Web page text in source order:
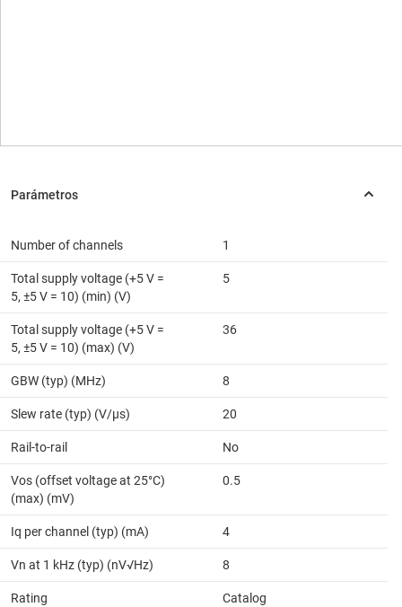
Number of channels 1
Total supply voltage (+5 V =
5, ±5 V = 10) (min) (V)
5
Total supply voltage (+5 V =
5, ±5 V = 10) (max) (V)
36
GBW (typ) (MHz) 8
Slew rate (typ) (V/µs) 20
Rail-to-rail No
Vos (offset voltage at 25°C)
(max) (mV)
0.5
Iq per channel (typ) (mA) 4
Vn at 1 kHz (typ) (nV√Hz) 8
Rating Catalog